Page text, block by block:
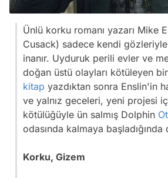
Ünlü korku romanı yazarı Mike
Cusack) sadece kendi
inanır. Uyduruk perili evler ve
doğan üstü olayları kötüleyen bir
kitap yazdıktan sonra Enslin'in
ve yalnız geceleri, yeni projesi
kötülüğüyle ün salmış Dolphin
odasında kalmaya
Korku, Gizem